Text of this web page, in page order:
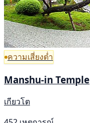
ความเสี่ยงต่ำ
Manshu-in Temple
เกียวโต